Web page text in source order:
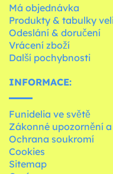
Má objednávka
Produkty & tabulky
Odeslání & doručení
Vrácení zboží
Další pochybnosti
INFORMACE:
Funidelia ve světě
Zákonné upozornění
Ochrana soukromí
Cookies
Sitemap